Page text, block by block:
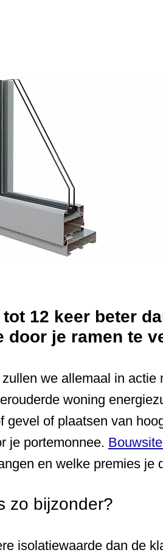
12 keer beter
door je ramen te
we allemaal in actie
woning
of plaatsen van
je portemonnee.
en welke premies je
zo bijzonder?
isolatiewaarde dan de